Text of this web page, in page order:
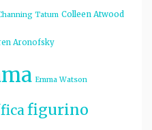
Tatum Colleen Atwood
Aronofsky
Emma Watson
figurino